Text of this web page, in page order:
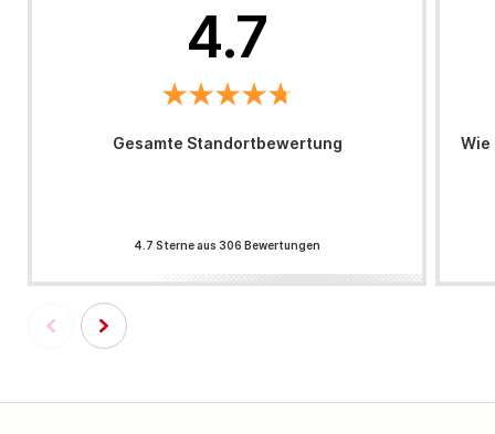
4.7
Gesamte Standortbewertung
4.7 Sterne aus 306 Bewertungen
Wie